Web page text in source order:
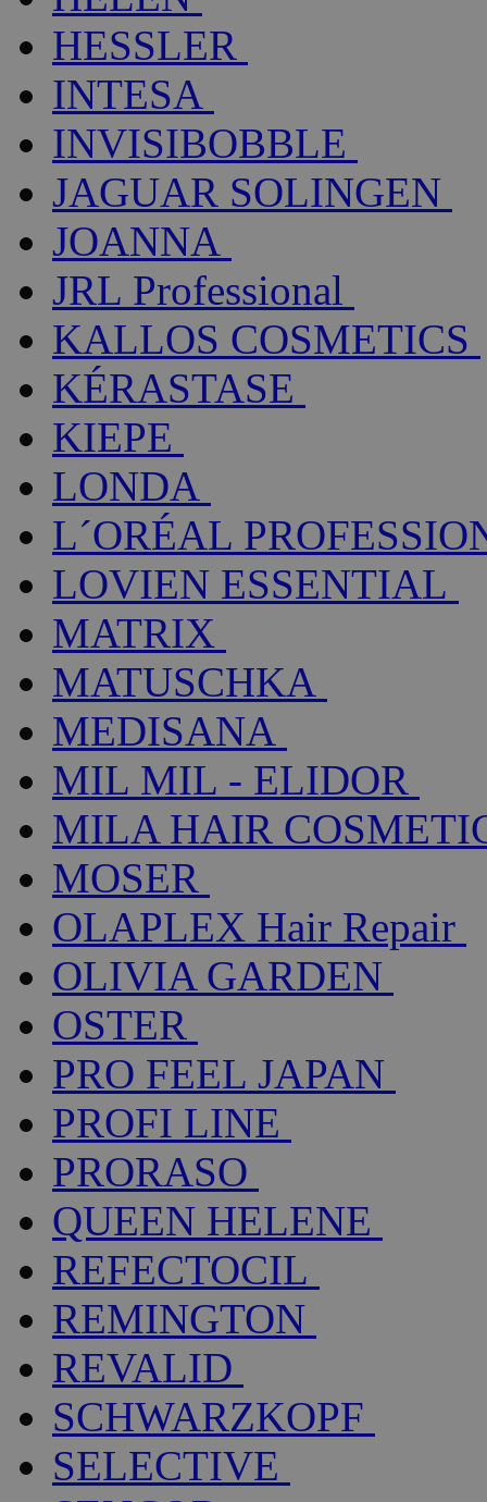
HESSLER
INTESA
INVISIBOBBLE
JAGUAR SOLINGEN
JOANNA
JRL Professional
KALLOS COSMETICS
KÉRASTASE
KIEPE
LONDA
L´ORÉAL
LOVIEN ESSENTIAL
MATRIX
MATUSCHKA
MEDISANA
MIL MIL - ELIDOR
MILA HAIR
MOSER
OLAPLEX Hair Repair
OLIVIA GARDEN
OSTER
PRO FEEL JAPAN
PROFI LINE
PRORASO
QUEEN HELENE
REFECTOCIL
REMINGTON
REVALID
SCHWARZKOPF
SELECTIVE